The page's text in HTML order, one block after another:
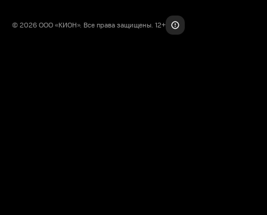
© 2026 ООО «КИОН». Все права защищены. 12+